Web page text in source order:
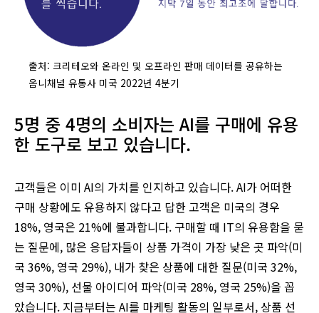
출처: 크리테오와 온라인 및 오프라인 판매 데이터를 공유하는
옴니채널 유통사 미국 2022년 4분기
5명 중 4명의 소비자는 AI를 구매에 유용
한 도구로 보고 있습니다.
고객들은 이미 AI의 가치를 인지하고 있습니다. AI가 어떠한
구매 상황에도 유용하지 않다고 답한 고객은 미국의 경우
18%, 영국은 21%에 불과합니다. 구매할 때 IT의 유용함을 묻
는 질문에, 많은 응답자들이 상품 가격이 가장 낮은 곳 파악(미
국 36%, 영국 29%), 내가 찾은 상품에 대한 질문(미국 32%,
영국 30%), 선물 아이디어 파악(미국 28%, 영국 25%)을 꼽
았습니다. 지금부터는 AI를 마케팅 활동의 일부로서, 상품 선